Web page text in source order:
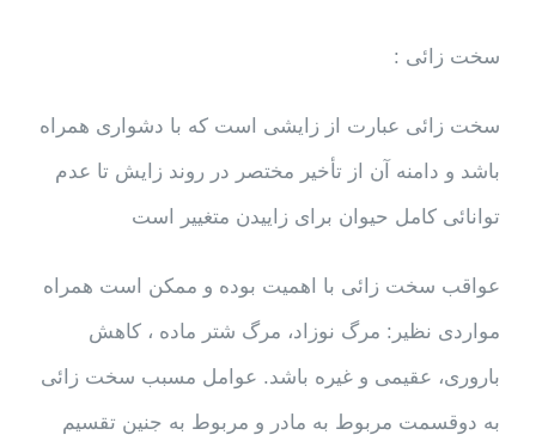
سخت زائی :
سخت زائی عبارت از زایشی است که با دشواری همراه
باشد و دامنه آن از تأخیر مختصر در روند زایش تا عدم
توانائی کامل حیوان برای زاییدن متغییر است
عواقب سخت زائی با اهمیت بوده و ممکن است همراه
مواردی نظیر: مرگ نوزاد، مرگ شتر ماده ، کاهش
باروری، عقیمی و غیره باشد. عوامل مسبب سخت زائی
به دوقسمت مربوط به مادر و مربوط به جنین تقسیم